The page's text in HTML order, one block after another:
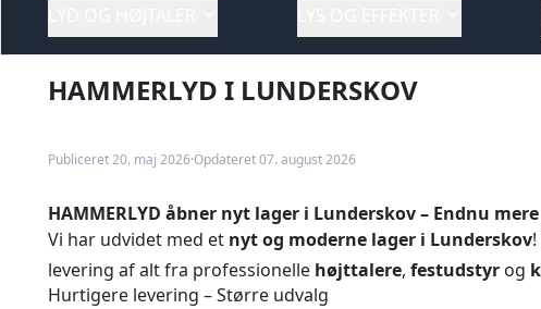
HAMMERLYD I LUNDERSKOV
Publiceret 20. maj 2026·Opdateret 07. august 2026
HAMMERLYD åbner nyt lager i Lunderskov – Endnu
Vi har udvidet med et nyt og moderne lager i Lunderskov
levering af alt fra professionelle højttalere, festudstyr og
Hurtigere levering – Større udvalg